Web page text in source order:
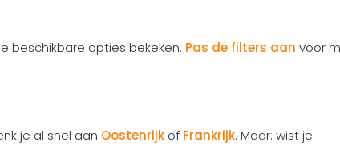
beschikbare opties bekeken. Pas de filters aan voor
je al snel aan Oostenrijk of Frankrijk. Maar: wist je